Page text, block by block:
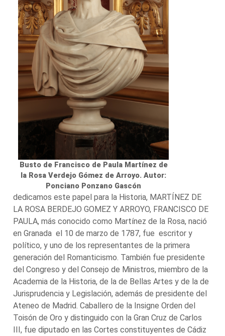
Busto de Francisco de Paula Martínez de
la Rosa Verdejo Gómez de Arroyo. Autor:
Ponciano Ponzano Gascón
dedicamos este papel para la Historia, MARTÍNEZ DE
LA ROSA BERDEJO GOMEZ Y ARROYO, FRANCISCO DE
PAULA, más conocido como Martínez de la Rosa, nació
en Granada el 10 de marzo de 1787, fue escritor y
político, y uno de los representantes de la primera
generación del Romanticismo. También fue presidente
del Congreso y del Consejo de Ministros, miembro de la
Academia de la Historia, de la de Bellas Artes y de la de
Jurisprudencia y Legislación, además de presidente del
Ateneo de Madrid. Caballero de la Insigne Orden del
Toisón de Oro y distinguido con la Gran Cruz de Carlos
III, fue diputado en las Cortes constituyentes de Cádiz